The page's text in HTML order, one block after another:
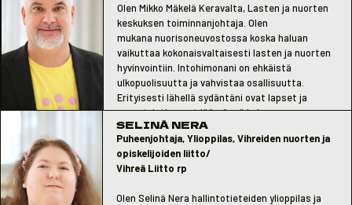
Olen Mikko Mäkelä Keravalta, Lasten ja nuorten
keskuksen toiminnanjohtaja. Olen
mukana nuorisoneuvostossa koska haluan
vaikuttaa kokonaisvaltaisesti lasten ja nuorten
hyvinvointiin. Intohimonani on ehkäistä
ulkopuolisuutta ja vahvistaa osallisuutta.
Erityisesti lähellä sydäntäni ovat lapset ja
nuoret, jotka ovat jäämässä kokonaan
ulkopuolelle. Haluan nuorisotyössä vahvistaa
pitkäjänteistä työtä ja tavoitteena on aina
lähteä liikkeelle lapsen ja nuoren edusta käsin.
SELINÄ NERA
Puheenjohtaja, Ylioppilas, Vihreiden nuorten ja
opiskelijoiden liitto/
Vihreä Liitto rp
Olen Selinä Nera hallintotieteiden ylioppilas ja